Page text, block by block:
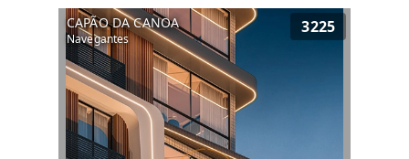
CAPÃO DA CANOA
Navegantes
3225